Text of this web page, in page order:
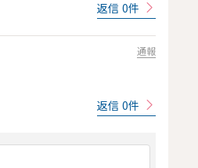
返信 0件
通報
返信 0件